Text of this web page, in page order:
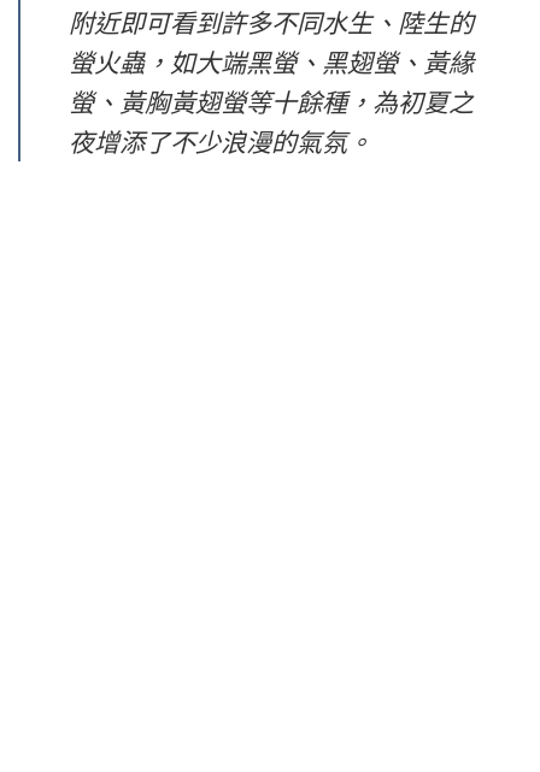
附近即可看到許多不同水生、陸生的
螢火蟲，如大端黑螢、黑翅螢、黃緣
螢、黃胸黃翅螢等十餘種，為初夏之
夜增添了不少浪漫的氣氛。